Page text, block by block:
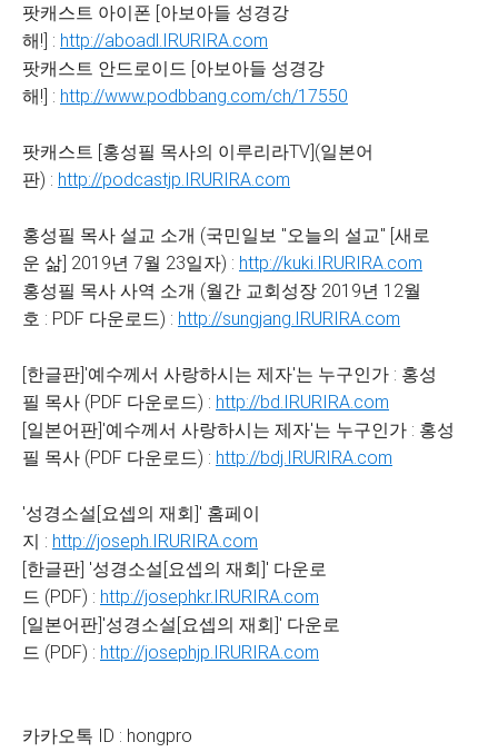
팟캐스트 아이폰 [아보아들 성경강
해!] : http://aboadl.IRURIRA.com
팟캐스트 안드로이드 [아보아들 성경강
해!] : http://www.podbbang.com/ch/17550
팟캐스트 [홍성필 목사의 이루리라TV](일본어
판) : http://podcastjp.IRURIRA.com
홍성필 목사 설교 소개 (국민일보 "오늘의 설교" [새로
운 삶] 2019년 7월 23일자) : http://kuki.IRURIRA.com
홍성필 목사 사역 소개 (월간 교회성장 2019년 12월
호 : PDF 다운로드) : http://sungjang.IRURIRA.com
[한글판]'예수께서 사랑하시는 제자'는 누구인가 : 홍성
필 목사 (PDF 다운로드) : http://bd.IRURIRA.com
[일본어판]'예수께서 사랑하시는 제자'는 누구인가 : 홍성
필 목사 (PDF 다운로드) : http://bdj.IRURIRA.com
'성경소설[요셉의 재회]' 홈페이
지 : http://joseph.IRURIRA.com
[한글판] '성경소설[요셉의 재회]' 다운로
드 (PDF) : http://josephkr.IRURIRA.com
[일본어판]'성경소설[요셉의 재회]' 다운로
드 (PDF) : http://josephjp.IRURIRA.com
카카오톡 ID : hongpro